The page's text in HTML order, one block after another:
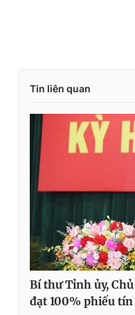
Tin liên quan
Bí thư Tỉnh ủy,
đạt 100% phiếu